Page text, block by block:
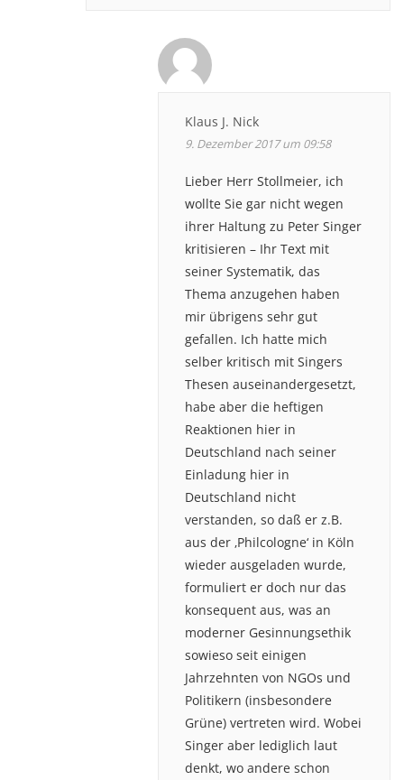
Klaus J. Nick
9. Dezember 2017 um 09:58
Lieber Herr Stollmeier, ich
wollte Sie gar nicht wegen
ihrer Haltung zu Peter Singer
kritisieren – Ihr Text mit
seiner Systematik, das
Thema anzugehen haben
mir übrigens sehr gut
gefallen. Ich hatte mich
selber kritisch mit Singers
Thesen auseinandergesetzt,
habe aber die heftigen
Reaktionen hier in
Deutschland nach seiner
Einladung hier in
Deutschland nicht
verstanden, so daß er z.B.
aus der ‚Philcologne‘ in Köln
wieder ausgeladen wurde,
formuliert er doch nur das
konsequent aus, was an
moderner Gesinnungsethik
sowieso seit einigen
Jahrzehnten von NGOs und
Politikern (insbesondere
Grüne) vertreten wird. Wobei
Singer aber lediglich laut
denkt, wo andere schon